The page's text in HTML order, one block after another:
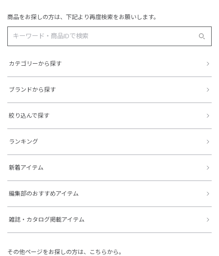
商品をお探しの方は、下記より再度検索をお願いします。
カテゴリーから探す
ブランドから探す
絞り込んで探す
ランキング
新着アイテム
編集部のおすすめアイテム
雑誌・カタログ掲載アイテム
その他ページをお探しの方は、こちらから。